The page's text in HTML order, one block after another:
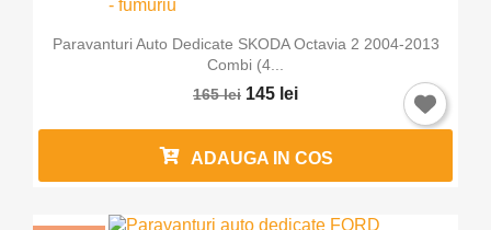
Paravanturi Auto Dedicate SKODA Octavia 2 2004-2013
Combi (4...
165 lei 145 lei
ADAUGA IN COS